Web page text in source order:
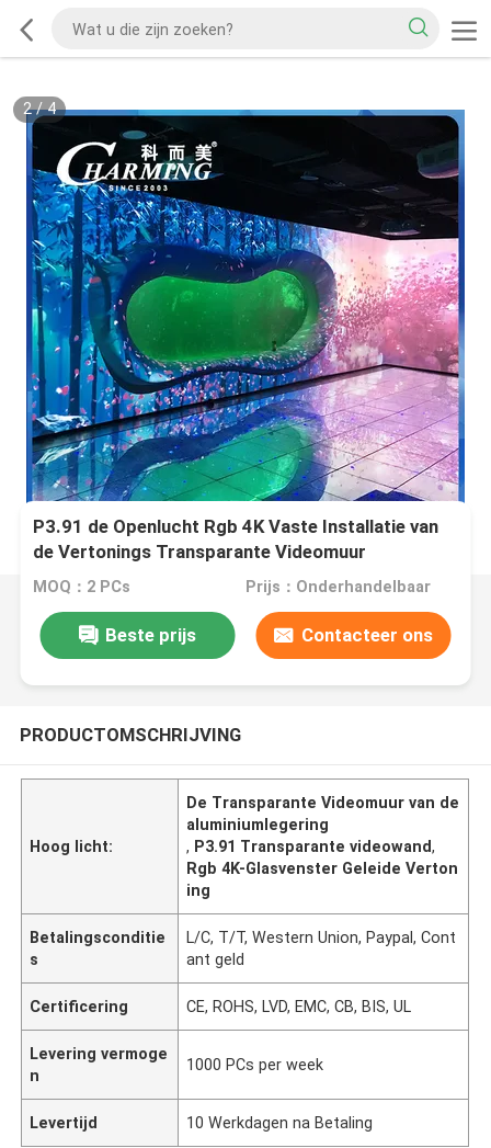
2/4
P3.91 de Openlucht Rgb 4K Vaste Installatie van
de Vertonings Transparante Videomuur
MOQ：2 PCs Prijs：Onderhandelbaar
Beste prijs Contacteer ons
PRODUCTOMSCHRIJVING
Hoog licht:
De Transparante Videomuur van de
aluminiumlegering
, P3.91 Transparante videowand,
Rgb 4K-Glasvenster Geleide Verton
ing
Betalingsconditie
s
L/C, T/T, Western Union, Paypal, Cont
ant geld
Certificering CE, ROHS, LVD, EMC, CB, BIS, UL
Levering vermoge
n
1000 PCs per week
Levertijd 10 Werkdagen na Betaling